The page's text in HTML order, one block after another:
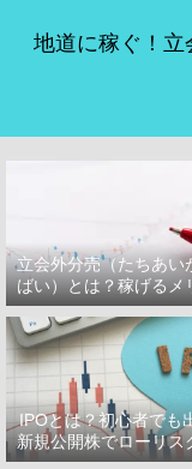
地道に稼ぐ！立
立会外分売（たちあい
ばい）とは？稼げるメ
デメリット
IPOとは？初心者でも
新規公開株でローリス
リターン投資をはじ